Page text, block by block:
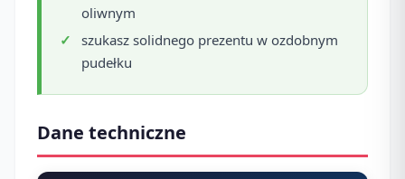
oliwnym
szukasz solidnego prezentu w ozdobnym
pudełku
Dane techniczne